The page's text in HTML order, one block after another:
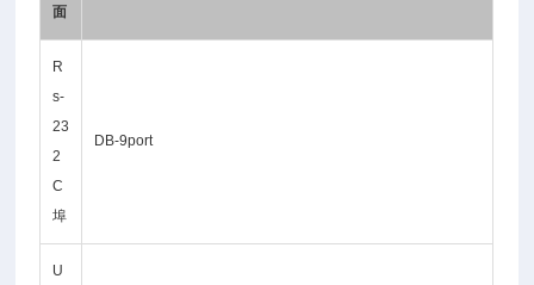
面
R
s-
23
2
C
埠
DB-9port
U